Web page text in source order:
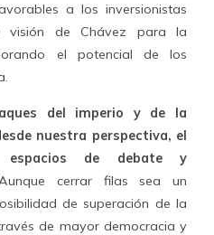
a los inversionistas
visión de Chávez para la
el potencial de los
del imperio y de la
nuestra perspectiva, el
espacios de debate y
cerrar filas sea un
de superación de la
de mayor democracia y